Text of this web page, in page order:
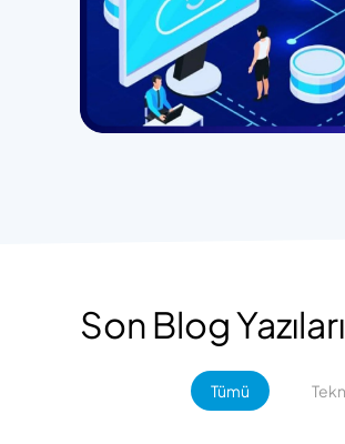
Son Blog Yazıları
Tümü